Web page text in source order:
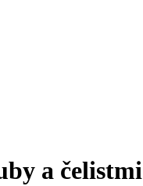
a čelistmi